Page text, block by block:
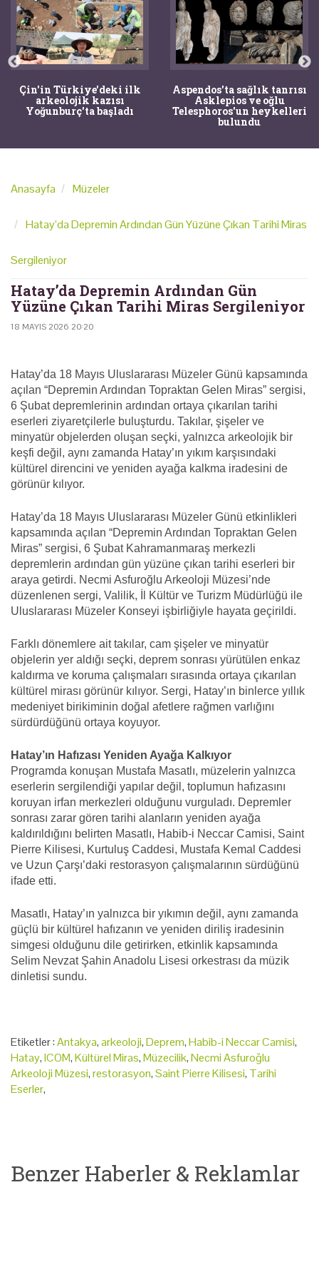
Çin'in Türkiye'deki ilk
arkeolojik kazısı
Yoğunburç'ta başladı
Aspendos'ta sağlık tanrısı
Asklepios ve oğlu
Telesphoros'un heykelleri
bulundu
Anasayfa Müzeler
Hatay’da Depremin Ardından Gün Yüzüne Çıkan Tarihi Miras
Sergileniyor
Hatay’da Depremin Ardından Gün
Yüzüne Çıkan Tarihi Miras Sergileniyor
18 MAYIS 2026 20:20
Hatay’da 18 Mayıs Uluslararası Müzeler Günü kapsamında
açılan “Depremin Ardından Topraktan Gelen Miras” sergisi,
6 Şubat depremlerinin ardından ortaya çıkarılan tarihi
eserleri ziyaretçilerle buluşturdu. Takılar, şişeler ve
minyatür objelerden oluşan seçki, yalnızca arkeolojik bir
keşfi değil, aynı zamanda Hatay’ın yıkım karşısındaki
kültürel direncini ve yeniden ayağa kalkma iradesini de
görünür kılıyor.
Hatay’da 18 Mayıs Uluslararası Müzeler Günü etkinlikleri
kapsamında açılan “Depremin Ardından Topraktan Gelen
Miras” sergisi, 6 Şubat Kahramanmaraş merkezli
depremlerin ardından gün yüzüne çıkan tarihi eserleri bir
araya getirdi. Necmi Asfuroğlu Arkeoloji Müzesi’nde
düzenlenen sergi, Valilik, İl Kültür ve Turizm Müdürlüğü ile
Uluslararası Müzeler Konseyi işbirliğiyle hayata geçirildi.
Farklı dönemlere ait takılar, cam şişeler ve minyatür
objelerin yer aldığı seçki, deprem sonrası yürütülen enkaz
kaldırma ve koruma çalışmaları sırasında ortaya çıkarılan
kültürel mirası görünür kılıyor. Sergi, Hatay’ın binlerce yıllık
medeniyet birikiminin doğal afetlere rağmen varlığını
sürdürdüğünü ortaya koyuyor.
Hatay’ın Hafızası Yeniden Ayağa Kalkıyor
Programda konuşan Mustafa Masatlı, müzelerin yalnızca
eserlerin sergilendiği yapılar değil, toplumun hafızasını
koruyan irfan merkezleri olduğunu vurguladı. Depremler
sonrası zarar gören tarihi alanların yeniden ayağa
kaldırıldığını belirten Masatlı, Habib-i Neccar Camisi, Saint
Pierre Kilisesi, Kurtuluş Caddesi, Mustafa Kemal Caddesi
ve Uzun Çarşı’daki restorasyon çalışmalarının sürdüğünü
ifade etti.
Masatlı, Hatay’ın yalnızca bir yıkımın değil, aynı zamanda
güçlü bir kültürel hafızanın ve yeniden diriliş iradesinin
simgesi olduğunu dile getirirken, etkinlik kapsamında
Selim Nevzat Şahin Anadolu Lisesi orkestrası da müzik
dinletisi sundu.
Etiketler :Antakya,arkeoloji,Deprem,Habib-i Neccar Camisi,
Hatay,ICOM,Kültürel Miras,Müzecilik,Necmi Asfuroğlu
Arkeoloji Müzesi,restorasyon,Saint Pierre Kilisesi, Tarihi
Eserler,
Benzer Haberler & Reklamlar